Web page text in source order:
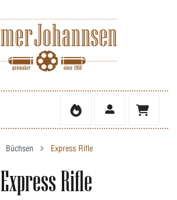
Büchsen Express Rifle
Express Rifle